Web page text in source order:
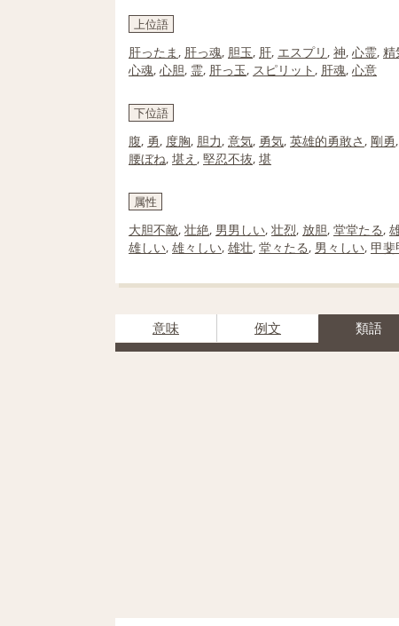
上位語
肝ったま, 肝っ魂, 胆玉, 肝, エスプリ, 神, 心霊, 精
心魂, 心胆, 霊, 肝っ玉, スピリット, 肝魂, 心意
下位語
腹, 勇, 度胸, 胆力, 意気, 勇気, 英雄的勇敢さ, 剛勇,
腰ぼね, 堪え , 堅忍不抜, 堪
属性
大胆不敵, 壮絶, 男男しい, 壮烈, 放胆, 堂堂たる,
雄しい, 雄々しい, 雄壮, 堂々たる, 男々しい, 甲
意味 例文 類語